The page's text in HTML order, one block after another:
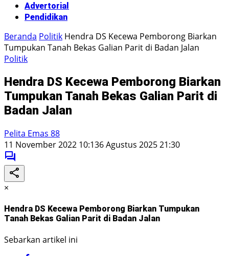
Advertorial
Pendidikan
Beranda Politik Hendra DS Kecewa Pemborong Biarkan
Tumpukan Tanah Bekas Galian Parit di Badan Jalan
Politik
Hendra DS Kecewa Pemborong Biarkan
Tumpukan Tanah Bekas Galian Parit di
Badan Jalan
Pelita Emas 88
11 November 2022 10:136 Agustus 2025 21:30
×
Hendra DS Kecewa Pemborong Biarkan Tumpukan
Tanah Bekas Galian Parit di Badan Jalan
Sebarkan artikel ini